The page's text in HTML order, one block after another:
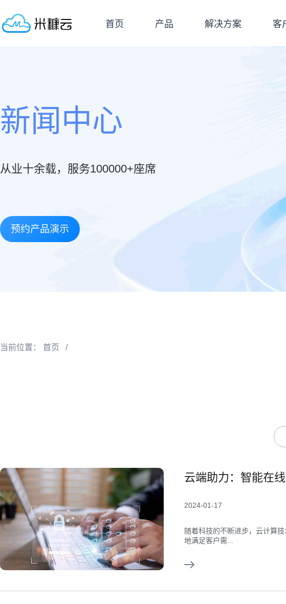
首页 产品 解决方案 客
新闻中心
从业十余载，服务100000+座席
预约产品演示
当前位置： 首页 /
云端助力：智能在
2024-01-17
随着科技的不断进步，云计算
地满足客户需...